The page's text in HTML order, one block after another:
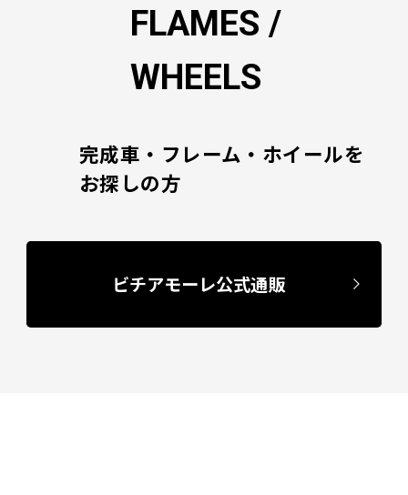
FLAMES /
WHEELS
完成車・フレーム・ホイールを
お探しの方
ビチアモーレ公式通販